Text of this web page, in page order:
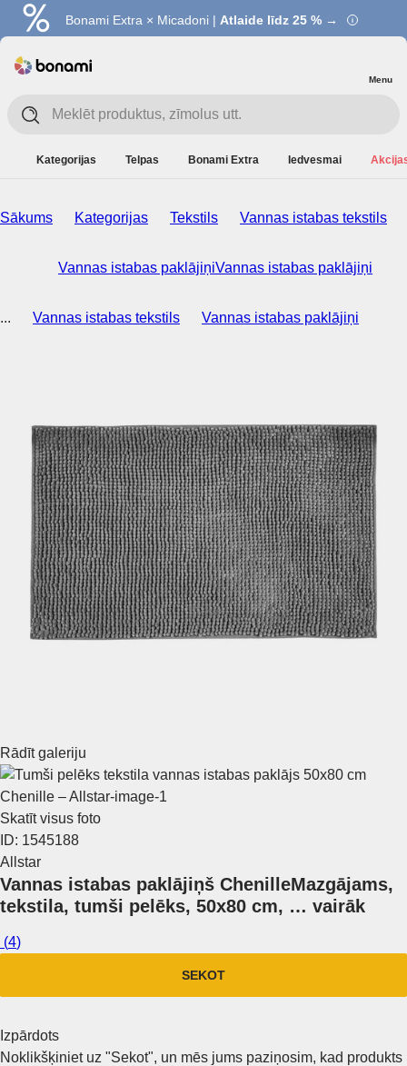
Bonami Extra × Micadoni | Atlaide līdz 25 % →
Menu
Kategorijas Telpas Bonami Extra Iedvesmai
Sākums Kategorijas Tekstils Vannas istabas tekstils
Vannas istabas paklājiņiVannas istabas paklājiņi
... Vannas istabas tekstils Vannas istabas paklājiņi
Rādīt galeriju
Skatīt visus foto
ID: 1545188
Allstar
Vannas istabas paklājiņš ChenilleMazgājams,
tekstila, tumši pelēks, 50x80 cm, … vairāk
(4)
SEKOT
Izpārdots
Noklikšķiniet uz "Sekot", un mēs jums paziņosim, kad produkts